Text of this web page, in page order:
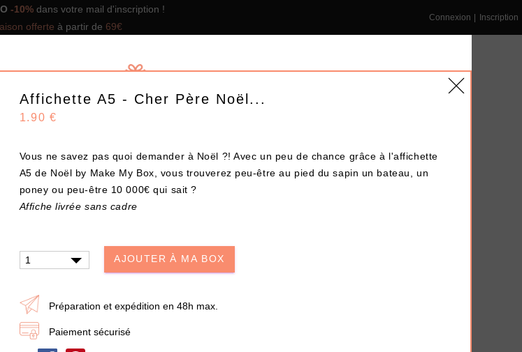
-10% dans votre mail d'inscription !
offerte à partir de 69€
Connexion Inscription
BOX PRÊTES À OFFRIR SOLUTIONS ENTREPRISE DÉPÔT-VENTE LE BLOG
Design
Affichette A5 - Cher Père Noël...
1.90 €
Vous ne savez pas quoi demander à Noël ?! Avec un peu de chance grâce à l'affichette
A5 de Noël by Make My Box, vous trouverez peu-être au pied du sapin un bateau, un
poney ou peu-être 10 000€ qui sait ?
Affiche livrée sans cadre
AJOUTER À MA BOX
Préparation et expédition en 48h max.
Paiement sécurisé
VOS PRODUITS